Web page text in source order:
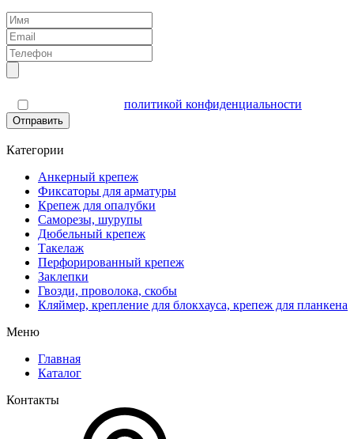
политикой конфиденциальности
Отправить
Категории
Анкерный крепеж
Фиксаторы для арматуры
Крепеж для опалубки
Саморезы, шурупы
Дюбельный крепеж
Такелаж
Перфорированный крепеж
Заклепки
Гвозди, проволока, скобы
Кляймер, крепление для блокхауса, крепеж для планкена
Меню
Главная
Каталог
Контакты